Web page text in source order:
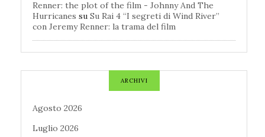
Renner: the plot of the film - Johnny And The
Hurricanes su Su Rai 4 “I segreti di Wind River”
con Jeremy Renner: la trama del film
ARCHIVI
Agosto 2026
Luglio 2026